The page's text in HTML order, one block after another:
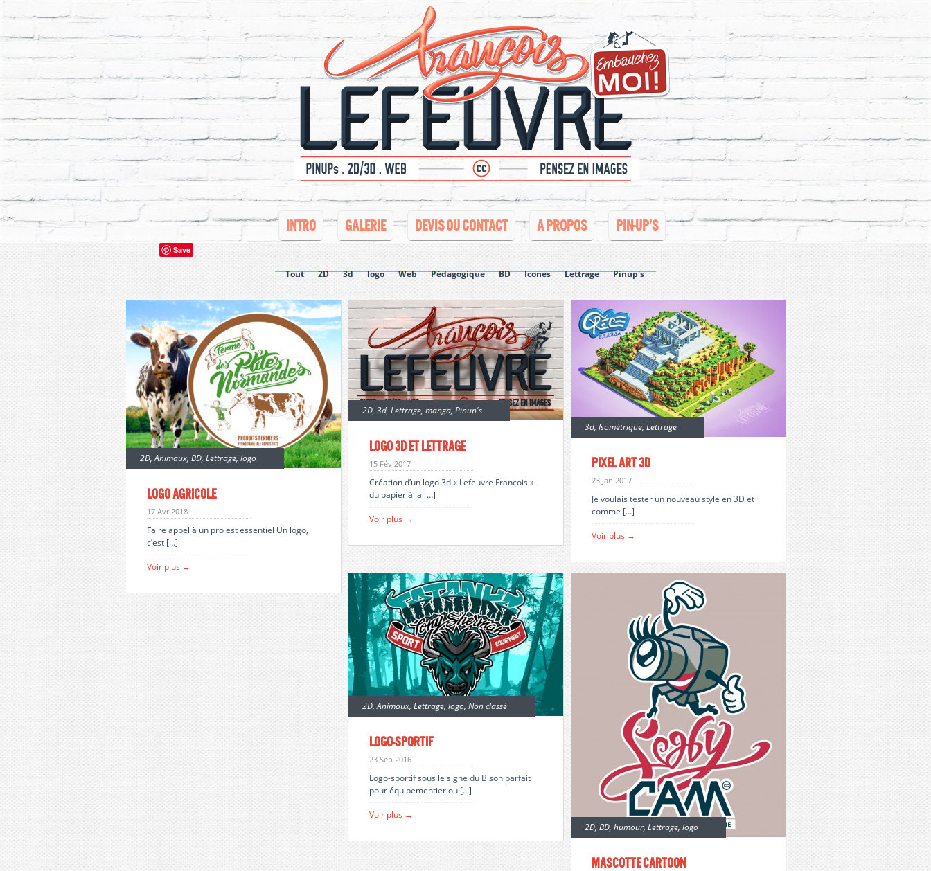
INTRO GALERIE DEVIS OU CONTACT A PROPOS PIN-UP’S
Save
Tout 2D 3d logo Web Pédagogique BD Icones Lettrage Pinup's
2D,Animaux, BD, Lettrage, logo
Logo agricole
17 Avr 2018
Faire appel à un pro est essentiel Un logo,
c’est […]
Voir plus →
2D, 3d, Lettrage, manga, Pinup's
Logo 3d et lettrage
15 Fév 2017
Création d’un logo 3d « Lefeuvre François »
du papier à la […]
Voir plus →
3d, Isométrique, Lettrage
pixel art 3d
23 Jan 2017
Je voulais tester un nouveau style en 3D et
comme […]
Voir plus →
2D,Animaux, Lettrage, logo, Non classé
logo-sportif
23 Sep 2016
Logo-sportif sous le signe du Bison parfait
pour équipementier ou […]
Voir plus →
2D, BD, humour, Lettrage, logo
Mascotte Cartoon